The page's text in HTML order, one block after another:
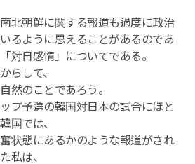
北朝鮮に関する報道も過度に政治
るように思えることがあるのであ
対日感情」についてである。
らして、
然のことであろう。
プ予選の韓国対日本の試合にほと
国では、
状態にあるかのような報道がされ
私は、